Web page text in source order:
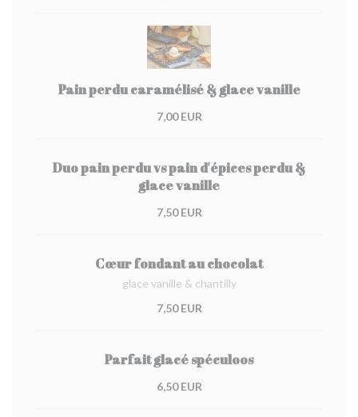
Pain perdu caramélisé & glace vanille
7,00 EUR
Duo pain perdu vs pain d'épices perdu &
glace vanille
7,50 EUR
Cœur fondant au chocolat
glace vanille & chantilly
7,50 EUR
Parfait glacé spéculoos
6,50 EUR